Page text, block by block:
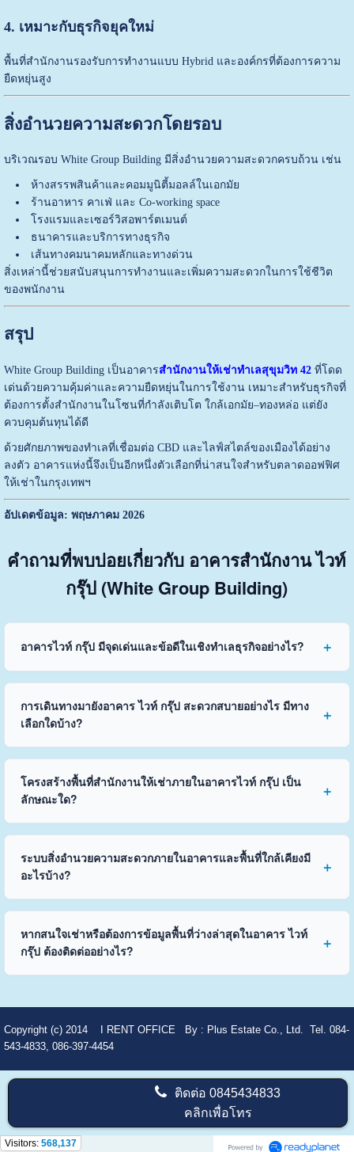
4. เหมาะกับธุรกิจยุคใหม่
พื้นที่สำนักงานรองรับการทำงานแบบ Hybrid และองค์กรที่ต้องการความ
ยืดหยุ่นสูง
สิ่งอำนวยความสะดวกโดยรอบ
บริเวณรอบ White Group Buildingมีสิ่งอำนวยความสะดวกครบถ้วน เช่น
ห้างสรรพสินค้าและคอมมูนิตี้มอลล์ในเอกมัย
ร้านอาหาร คาเฟ่ และ Co-working space
โรงแรมและเซอร์วิสอพาร์ตเมนต์
ธนาคารและบริการทางธุรกิจ
เส้นทางคมนาคมหลักและทางด่วน
สิ่งเหล่านี้ช่วยสนับสนุนการทำงานและเพิ่มความสะดวกในการใช้ชีวิต
ของพนักงาน
สรุป
White Group Buildingเป็นอาคารสำนักงานให้เช่าทำเลสุขุมวิท 42ที่โดด
เด่นด้วยความคุ้มค่าและความยืดหยุ่นในการใช้งาน เหมาะสำหรับธุรกิจที่
ต้องการตั้งสำนักงานในโซนที่กำลังเติบโต ใกล้เอกมัย–ทองหล่อ แต่ยัง
ควบคุมต้นทุนได้ดี
ด้วยศักยภาพของทำเลที่เชื่อมต่อ CBD และไลฟ์สไตล์ของเมืองได้อย่าง
ลงตัว อาคารแห่งนี้จึงเป็นอีกหนึ่งตัวเลือกที่น่าสนใจสำหรับตลาดออฟฟิศ
ให้เช่าในกรุงเทพฯ
อัปเดตข้อมูล: พฤษภาคม 2026
คำถามที่พบบ่อยเกี่ยวกับ อาคารสำนักงาน ไวท์
กรุ๊ป (White Group Building)
อาคารไวท์ กรุ๊ป มีจุดเด่นและข้อดีในเชิงทำเลธุรกิจอย่างไร?
การเดินทางมายังอาคาร ไวท์ กรุ๊ป สะดวกสบายอย่างไร มีทาง
เลือกใดบ้าง?
โครงสร้างพื้นที่สำนักงานให้เช่าภายในอาคารไวท์ กรุ๊ป เป็น
ลักษณะใด?
ระบบสิ่งอำนวยความสะดวกภายในอาคารและพื้นที่ใกล้เคียงมี
อะไรบ้าง?
หากสนใจเช่าหรือต้องการข้อมูลพื้นที่ว่างล่าสุดในอาคาร ไวท์
กรุ๊ป ต้องติดต่ออย่างไร?
Copyright (c) 2014 I RENT OFFICE By : Plus Estate Co., Ltd. Tel. 084-
543-4833, 086-397-4454
ติดต่อ0845434833
คลิกเพื่อโทร
Visitors: 568,137